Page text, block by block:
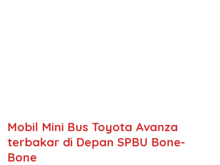
Mobil Mini Bus Toyota Avanza
terbakar di Depan SPBU Bone-
Bone